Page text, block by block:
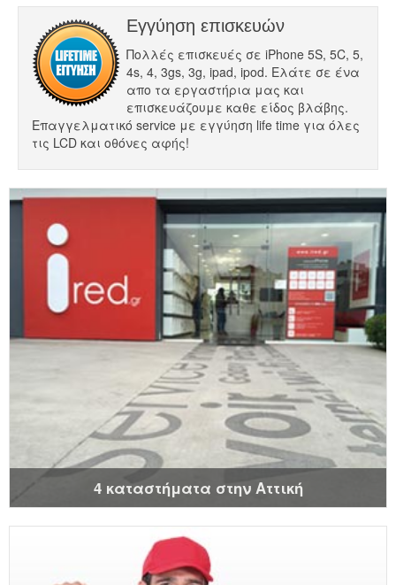
Εγγύηση επισκευών
Πολλές επισκευές σε iPhone 5S, 5C, 5,
4s, 4, 3gs, 3g, ipad, ipod. Ελάτε σε ένα
απο τα εργαστήρια μας και
επισκευάζουμε καθε είδος βλάβης.
Επαγγελματικό service με εγγύηση life time για όλες
τις LCD και οθόνες αφής!
4 καταστήματα στην Αττική